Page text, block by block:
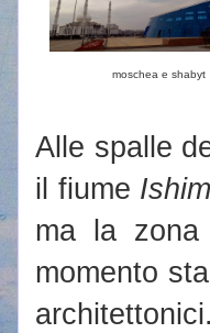
moschea e shabyt
Alle spalle
il fiume Ishim
ma la
momento
architettonici.